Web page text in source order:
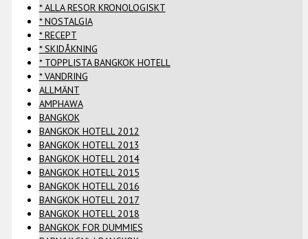
* ALLA RESOR KRONOLOGISKT
* NOSTALGIA
* RECEPT
* SKIDÅKNING
* TOPPLISTA BANGKOK HOTELL
* VANDRING
ALLMÄNT
AMPHAWA
BANGKOK
BANGKOK HOTELL 2012
BANGKOK HOTELL 2013
BANGKOK HOTELL 2014
BANGKOK HOTELL 2015
BANGKOK HOTELL 2016
BANGKOK HOTELL 2017
BANGKOK HOTELL 2018
BANGKOK FOR DUMMIES